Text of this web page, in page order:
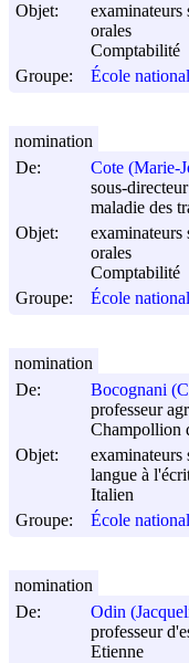
Objet:
examinateurs
orales
Comptabilité
Groupe:
École
De:
Cote (Marie-
sous-
maladie des
Objet:
examinateurs
orales
Comptabilité
Groupe:
École
nomination
De:
Bocognani
professeur
Champollion
Objet:
examinateurs
langue à
Italien
Groupe:
École
nomination
De:
Odin
professeur
Etienne
nomination